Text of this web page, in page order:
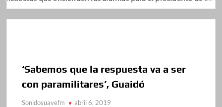
‘Sabemos que la respuesta va a ser
con paramilitares’, Guaidó
Sonidosuavefm abril 6, 2019